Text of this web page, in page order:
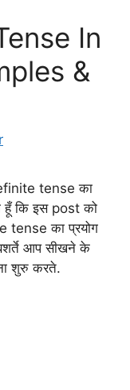
In
&
tense का
हूँ कि इस post को
का प्रयोग
आप सीखने के
शुरु करते.